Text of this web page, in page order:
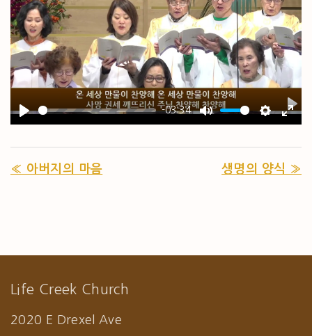
PLAY
-03:34
MUTE
« 아버지의 마음 생명의 양식 »
Life Creek Church
2020 E Drexel Ave